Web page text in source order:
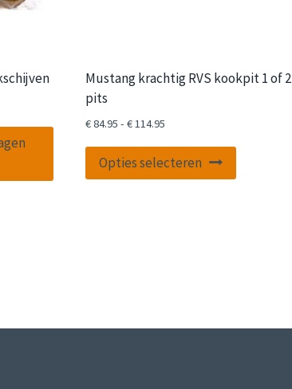
Mustang krachtig RVS kookpit 1 of 2
pits
€84.95 - €114.95
tot
€ 114.95
Opties selecteren
product
gekozen